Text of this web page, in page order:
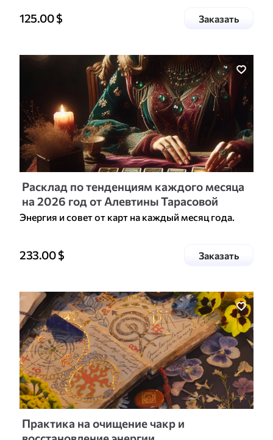
Цена доп. услуги
125.00$ Заказатьуслугу
Расклад по тенденциям каждого месяца
на 2026 год от Алевтины Тарасовой
Энергия и совет от карт на каждый месяц года.
Цена доп. услуги
233.00$ Заказатьуслугу
Практика на очищение чакр и